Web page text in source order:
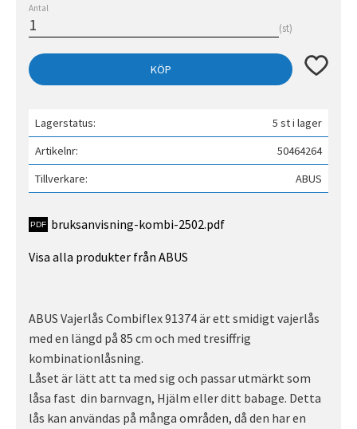
Antal
st
KÖP Lägg till
Lagerstatus
5 st i lager
Artikelnr
50464264
Tillverkare
ABUS
bruksanvisning-kombi-2502.pdf
Visa alla produkter från ABUS
ABUS Vajerlås Combiflex 91374 är ett smidigt vajerlås
med en längd på 85 cm och med tresiffrig
kombinationlåsning.
Låset är lätt att ta med sig och passar utmärkt som
låsa fast din barnvagn, Hjälm eller ditt babage. Detta
lås kan användas på många områden, då den har en